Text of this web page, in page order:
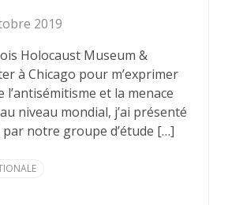
2019
Holocaust Museum &
à Chicago pour m’exprimer
l’antisémitisme et la menace
niveau mondial, j’ai présenté
notre groupe d’étude […]